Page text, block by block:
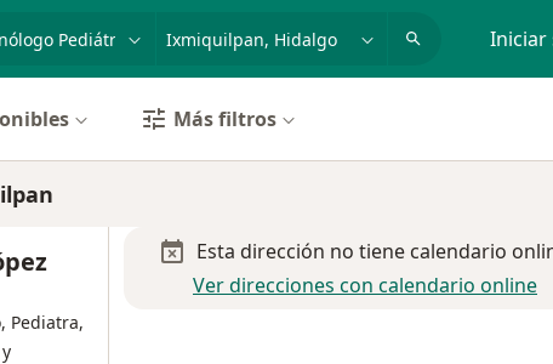
enfermedad o nombre Iniciar
Más filtros
Pediatra,
Esta dirección no tiene calendario
Ver direcciones con calendario online